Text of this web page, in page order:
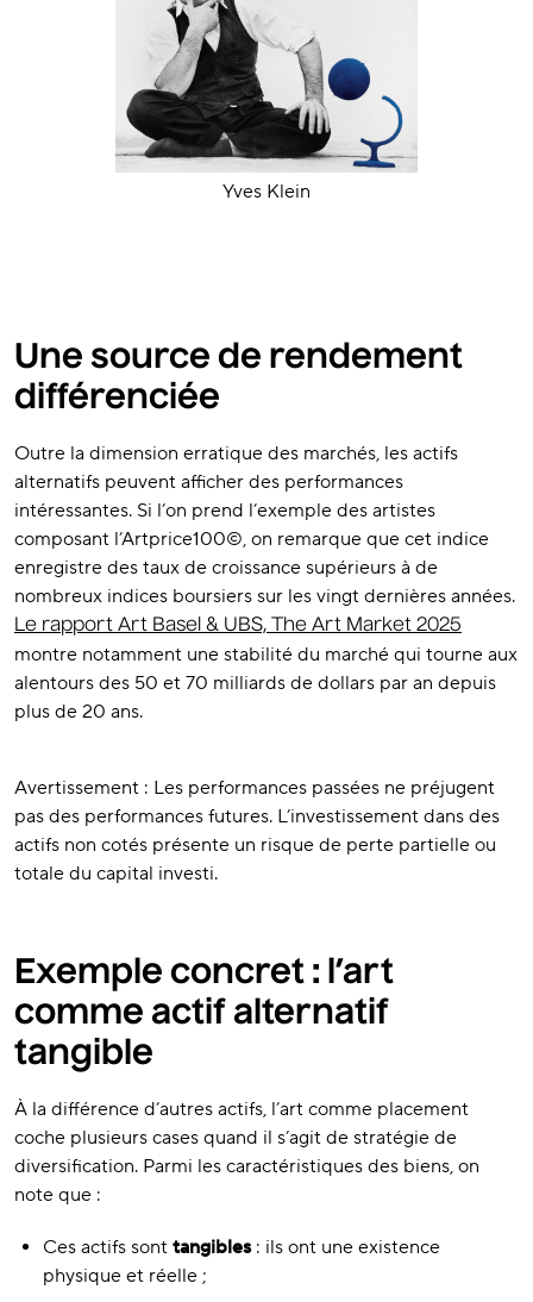
Yves Klein
Une source de rendement
différenciée
Outre la dimension erratique des marchés, les actifs
alternatifs peuvent afficher des performances
intéressantes. Si l’on prend l’exemple des artistes
composant l’Artprice100©, on remarque que cet indice
enregistre des taux de croissance supérieurs à de
nombreux indices boursiers sur les vingt dernières années.
Le rapport Art Basel & UBS, The Art Market 2025
montre notamment une stabilité du marché qui tourne aux
alentours des 50 et 70 milliards de dollars par an depuis
plus de 20 ans.
Avertissement : Les performances passées ne préjugent
pas des performances futures. L’investissement dans des
actifs non cotés présente un risque de perte partielle ou
totale du capital investi.
Exemple concret : l’art
comme actif alternatif
tangible
À la différence d’autres actifs, l’art comme placement
coche plusieurs cases quand il s’agit de stratégie de
diversification. Parmi les caractéristiques des biens, on
note que :
Ces actifs sont tangibles : ils ont une existence
physique et réelle ;